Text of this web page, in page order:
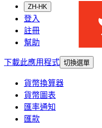
ZH-HK
登入
註冊
幫助
下載此應用程式 切換選單
貨幣換算器
貨幣圖表
匯率通知
匯款